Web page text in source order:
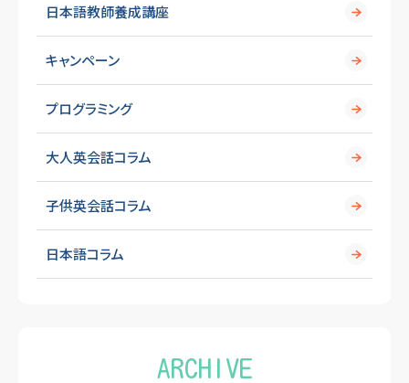
日本語教師養成講座
キャンペーン
プログラミング
大人英会話コラム
子供英会話コラム
日本語コラム
ARCHIVE